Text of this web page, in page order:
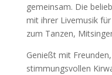
gemeinsam. Die
mit ihrer Livemusik
zum Tanzen,
Genießt mit
stimmungsvollen